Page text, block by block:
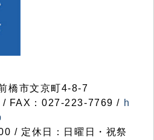
橋市文京町4-8-7
FAX：027-223-7769 / h
/ 定休日：日曜日・祝祭